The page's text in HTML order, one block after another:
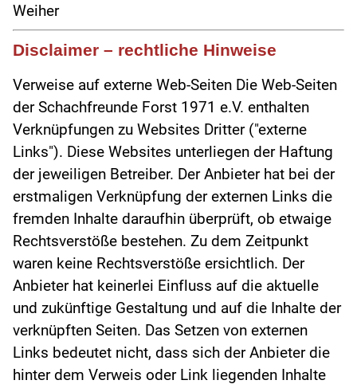
Weiher
Disclaimer – rechtliche Hinweise
Verweise auf externe Web-Seiten Die Web-Seiten
der Schachfreunde Forst 1971 e.V. enthalten
Verknüpfungen zu Websites Dritter ("externe
Links"). Diese Websites unterliegen der Haftung
der jeweiligen Betreiber. Der Anbieter hat bei der
erstmaligen Verknüpfung der externen Links die
fremden Inhalte daraufhin überprüft, ob etwaige
Rechtsverstöße bestehen. Zu dem Zeitpunkt
waren keine Rechtsverstöße ersichtlich. Der
Anbieter hat keinerlei Einfluss auf die aktuelle
und zukünftige Gestaltung und auf die Inhalte der
verknüpften Seiten. Das Setzen von externen
Links bedeutet nicht, dass sich der Anbieter die
hinter dem Verweis oder Link liegenden Inhalte